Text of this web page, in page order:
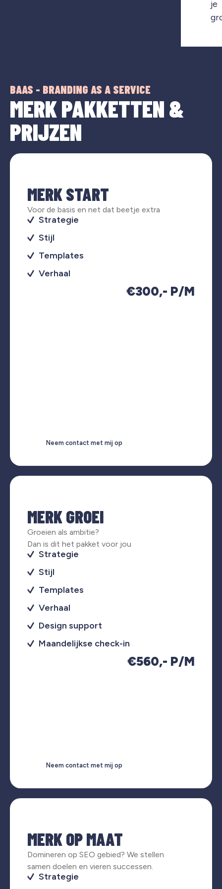
je
BAAS - BRANDING AS A SERVICE
MERK PAKKETTEN &
PRIJZEN
MERK START
Voor de basis en net dat beetje extra
Strategie
Stijl
Templates
Verhaal
€300,- P/M
Neem contact met mij op
MERK GROEI
Groeien als ambitie?
Dan is dit het pakket voor jou
Strategie
Stijl
Templates
Verhaal
Design support
Maandelijkse check-in
€560,- P/M
Neem contact met mij op
MERK OP MAAT
Domineren op SEO gebied? We stellen
samen doelen en vieren successen.
Strategie